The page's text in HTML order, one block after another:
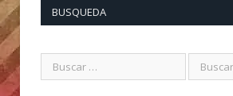
BUSQUEDA